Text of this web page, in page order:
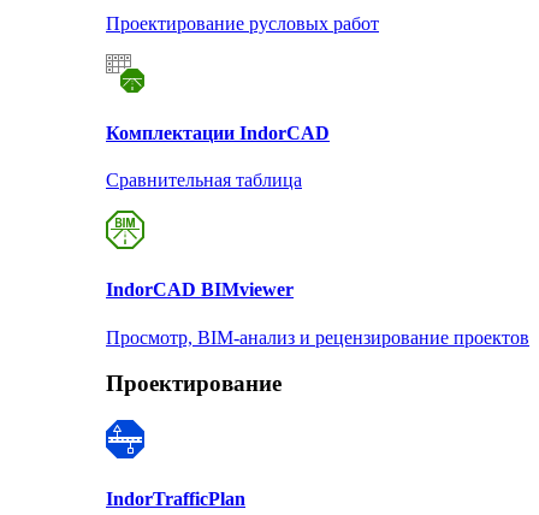
Проектирование русловых работ
Комплектации IndorCAD
Сравнительная таблица
IndorCAD BIMviewer
Просмотр, BIM-анализ и рецензирование проектов
Проектирование
IndorTrafficPlan